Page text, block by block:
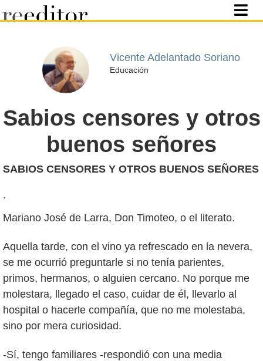
Vicente Adelantado Soriano
Educación
Sabios censores y otros
buenos señores
SABIOS CENSORES Y OTROS BUENOS SEÑORES
.
Mariano José de Larra, Don Timoteo, o el literato.
Aquella tarde, con el vino ya refrescado en la nevera,
se me ocurrió preguntarle si no tenía parientes,
primos, hermanos, o alguien cercano. No porque me
molestara, llegado el caso, cuidar de él, llevarlo al
hospital o hacerle compañía, que no me molestaba,
sino por mera curiosidad.
-Sí, tengo familiares -respondió con una media